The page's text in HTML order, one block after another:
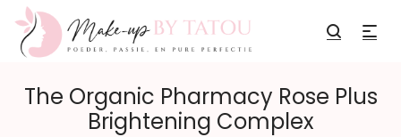
The Organic Pharmacy Rose Plus
Brightening Complex